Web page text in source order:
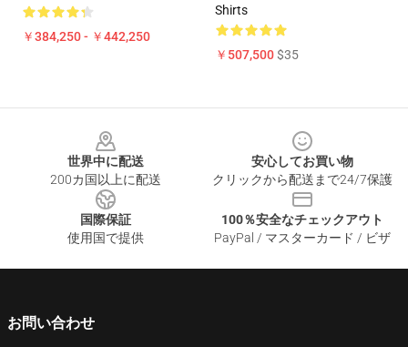
￥384,250 - ￥442,250
Shirts
￥507,500$35
世界中に配送
200カ国以上に配送
安心してお買い物
クリックから配送まで24/7保護
国際保証
使用国で提供
100％安全なチェックアウト
PayPal / マスターカード / ビザ
お問い合わせ